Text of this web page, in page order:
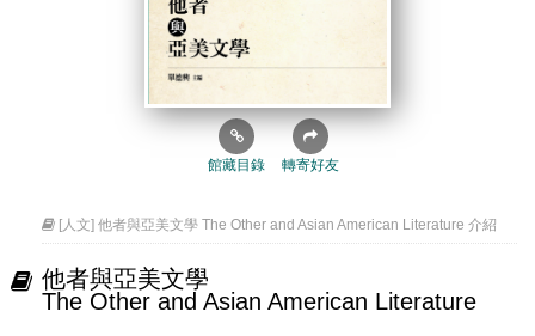
館藏目錄 轉寄好友
[人文] 他者與亞美文學 The Other and Asian American Literature 介紹
他者與亞美文學
The Other and Asian American Literature